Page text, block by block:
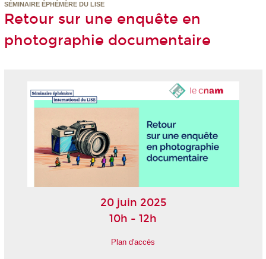
SÉMINAIRE ÉPHÉMÈRE DU LISE
Retour sur une enquête en
photographie documentaire
20 juin 2025
10h - 12h
Plan d'accès